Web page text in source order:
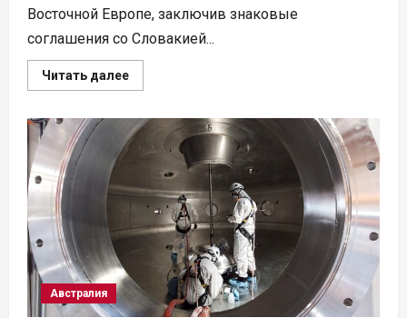
Восточной Европе, заключив знаковые
соглашения со Словакией...
Читать далееПрочитать
больше
заключают
ядерный
альянс
Восточной
Европе
со
Словакией
и
Венгрией
Австралия